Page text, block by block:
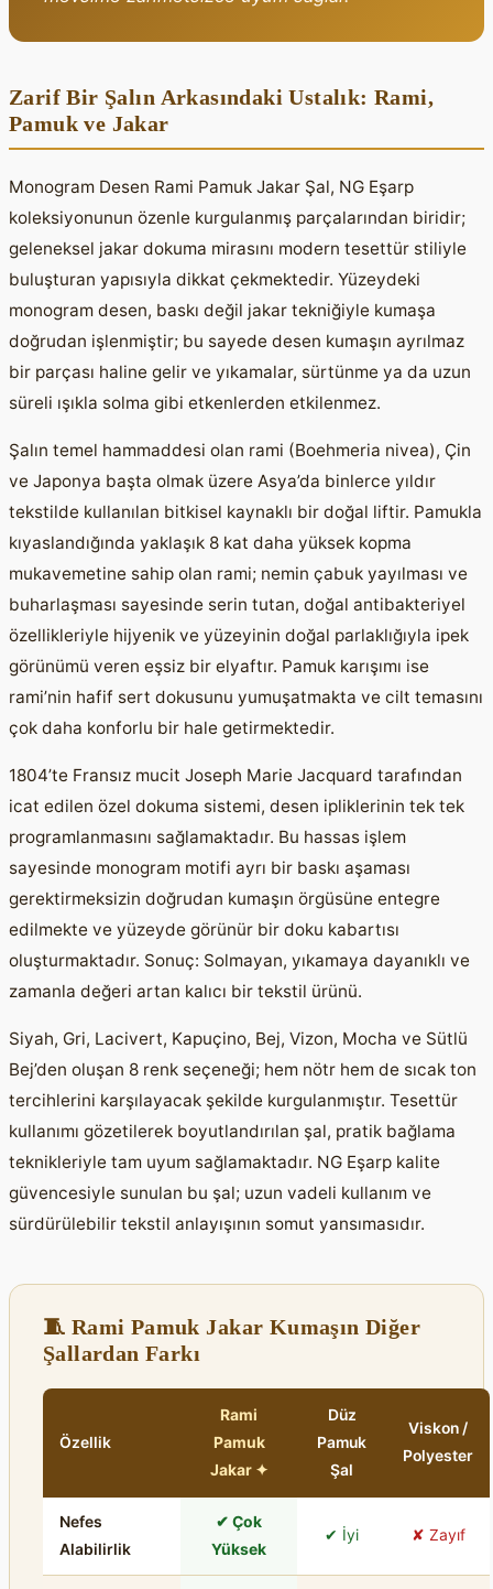
Zarif Bir Şalın Arkasındaki Ustalık: Rami,
Pamuk ve Jakar
Monogram Desen Rami Pamuk Jakar Şal, NG Eşarp
koleksiyonunun özenle kurgulanmış parçalarından biridir;
geleneksel jakar dokuma mirasını modern tesettür stiliyle
buluşturan yapısıyla dikkat çekmektedir. Yüzeydeki
monogram desen, baskı değil jakar tekniğiyle kumaşa
doğrudan işlenmiştir; bu sayede desen kumaşın ayrılmaz
bir parçası haline gelir ve yıkamalar, sürtünme ya da uzun
süreli ışıkla solma gibi etkenlerden etkilenmez.
Şalın temel hammaddesi olan rami (Boehmeria nivea), Çin
ve Japonya başta olmak üzere Asya’da binlerce yıldır
tekstilde kullanılan bitkisel kaynaklı bir doğal liftir. Pamukla
kıyaslandığında yaklaşık 8 kat daha yüksek kopma
mukavemetine sahip olan rami; nemin çabuk yayılması ve
buharlaşması sayesinde serin tutan, doğal antibakteriyel
özellikleriyle hijyenik ve yüzeyinin doğal parlaklığıyla ipek
görünümü veren eşsiz bir elyaftır. Pamuk karışımı ise
rami’nin hafif sert dokusunu yumuşatmakta ve cilt temasını
çok daha konforlu bir hale getirmektedir.
1804’te Fransız mucit Joseph Marie Jacquard tarafından
icat edilen özel dokuma sistemi, desen ipliklerinin tek tek
programlanmasını sağlamaktadır. Bu hassas işlem
sayesinde monogram motifi ayrı bir baskı aşaması
gerektirmeksizin doğrudan kumaşın örgüsüne entegre
edilmekte ve yüzeyde görünür bir doku kabartısı
oluşturmaktadır. Sonuç: Solmayan, yıkamaya dayanıklı ve
zamanla değeri artan kalıcı bir tekstil ürünü.
Siyah, Gri, Lacivert, Kapuçino, Bej, Vizon, Mocha ve Sütlü
Bej’den oluşan 8 renk seçeneği; hem nötr hem de sıcak ton
tercihlerini karşılayacak şekilde kurgulanmıştır. Tesettür
kullanımı gözetilerek boyutlandırılan şal, pratik bağlama
teknikleriyle tam uyum sağlamaktadır. NG Eşarp kalite
güvencesiyle sunulan bu şal; uzun vadeli kullanım ve
sürdürülebilir tekstil anlayışının somut yansımasıdır.
🧵 Rami Pamuk Jakar Kumaşın Diğer
Şallardan Farkı
Özellik
Rami
Pamuk
Jakar ✦
Düz
Pamuk
Şal
Viskon /
Polyester
Nefes
Alabilirlik
✔ Çok
Yüksek
✔ İyi ✘ Zayıf